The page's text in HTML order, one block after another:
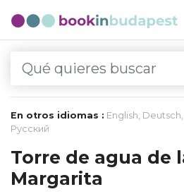
En otros idiomas : English, Deutsch,
Русский
Torre de agua de
Margarita